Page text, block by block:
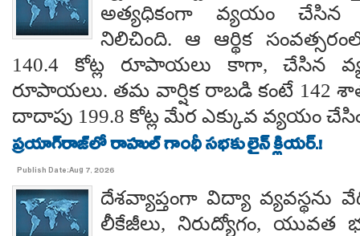
అత్యధికంగా వ్యయం చేసిన
నిలిచింది. ఆ ఆర్థిక
140.4 కోట్ల రూపాయలు కాగా, చేసిన
రూపాయలు. తమ వార్షిక రాబడి కంటే 142
దాదాపు 199.8 కోట్ల మేర ఎక్కువ వ్యయం
ప్రయాగ్‌రాజ్‌లో రాహుల్ గాంధీ సభకు లైన్ క్లియర్.!
Publish Date:Aug 7, 2026
దేశవ్యాప్తంగా విద్యా వ్యవస్థను
లీకేజీలు, నిరుద్యోగం, యువత